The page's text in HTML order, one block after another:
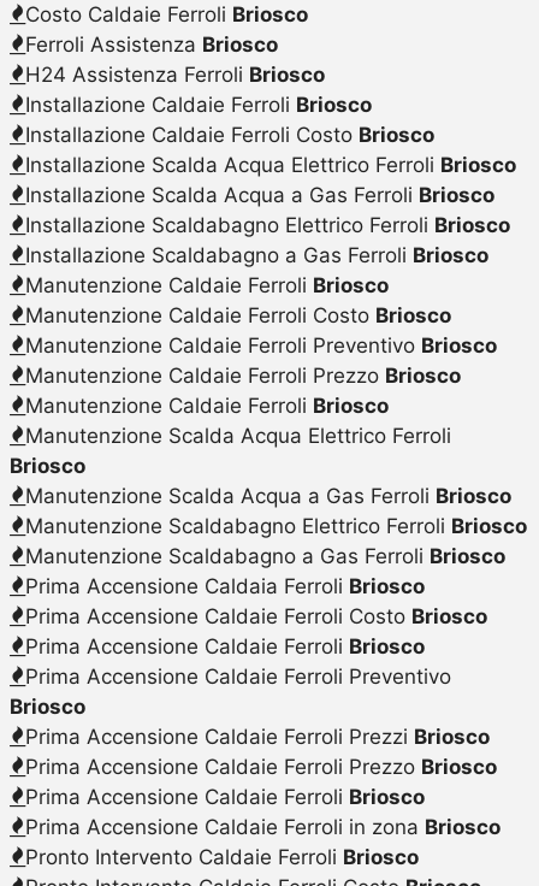
Costo Caldaie Ferroli Briosco
Ferroli Assistenza Briosco
H24 Assistenza Ferroli Briosco
Installazione Caldaie Ferroli Briosco
Installazione Caldaie Ferroli Costo Briosco
Installazione Scalda Acqua Elettrico Ferroli Briosco
Installazione Scalda Acqua a Gas Ferroli Briosco
Installazione Scaldabagno Elettrico Ferroli Briosco
Installazione Scaldabagno a Gas Ferroli Briosco
Manutenzione Caldaie Ferroli Briosco
Manutenzione Caldaie Ferroli Costo Briosco
Manutenzione Caldaie Ferroli Preventivo Briosco
Manutenzione Caldaie Ferroli Prezzo Briosco
Manutenzione Caldaie Ferroli Briosco
Manutenzione Scalda Acqua Elettrico Ferroli
Briosco
Manutenzione Scalda Acqua a Gas Ferroli Briosco
Manutenzione Scaldabagno Elettrico Ferroli Briosco
Manutenzione Scaldabagno a Gas Ferroli Briosco
Prima Accensione Caldaia Ferroli Briosco
Prima Accensione Caldaie Ferroli Costo Briosco
Prima Accensione Caldaie Ferroli Briosco
Prima Accensione Caldaie Ferroli Preventivo
Briosco
Prima Accensione Caldaie Ferroli Prezzi Briosco
Prima Accensione Caldaie Ferroli Prezzo Briosco
Prima Accensione Caldaie Ferroli Briosco
Prima Accensione Caldaie Ferroli in zona Briosco
Pronto Intervento Caldaie Ferroli Briosco